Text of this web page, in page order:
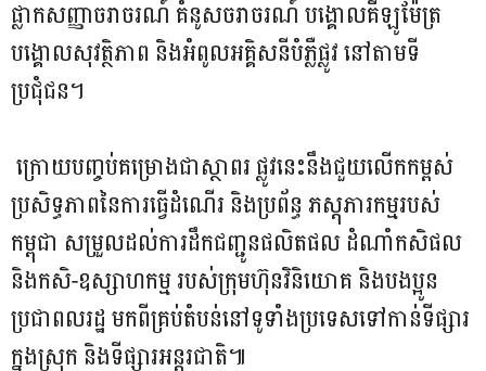
ផ្លាកសញ្ញាចរាចរណ៍ គំនូសចរាចរណ៍ បង្គោលគីឡូម៉ែត្រ
បង្គោលសុវត្ថិភាព និងអំពូលអគ្គិសនីបំភ្លឺផ្លូវ នៅតាមទី
ប្រជុំជន។
ក្រោយបញ្ចប់គម្រោងជាស្ថាពរ ផ្លូវនេះនឹងជួយលើកកម្ពស់
ប្រសិទ្ធភាពនៃការធ្វើដំណើរ និងប្រព័ន្ធ ភស្តុភារកម្មរបស់
កម្ពុជា សម្រួលដល់ការដឹកជញ្ជូនផលិតផល ដំណាំកសិផល
និងកសិ-ឧស្សាហកម្ម របស់ក្រុមហ៊ុនវិនិយោគ និងបងប្អូន
ប្រជាពលរដ្ឋ មកពីគ្រប់តំបន់នៅទូទាំងប្រទេសទៅកាន់ទីផ្សារ
ក្នុងស្រុក និងទីផ្សារអន្តរជាតិ៕